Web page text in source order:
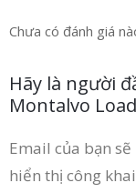
Chưa có đánh giá
Hãy là người
Montalvo
Email của bạn
hiển thị công